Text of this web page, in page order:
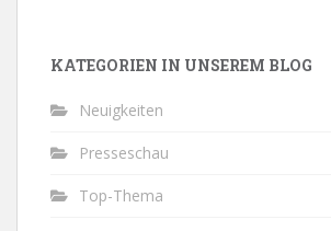
KATEGORIEN IN UNSEREM BLOG
Neuigkeiten
Presseschau
Top-Thema